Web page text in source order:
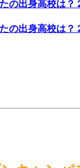
の出身高校は？
の出身高校は？